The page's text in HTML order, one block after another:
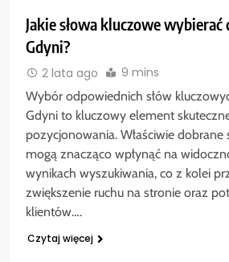
Jakie słowa kluczowe wybierać
Gdyni?
2 lata ago 9 mins
Wybór odpowiednich słów
Gdyni to kluczowy element
pozycjonowania. Właściwie dobrane
mogą znacząco wpłynąć na
wynikach wyszukiwania, co z kolei
zwiększenie ruchu na stronie oraz
klientów….
Czytaj więcej